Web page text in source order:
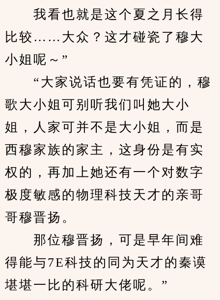
我看也就是这个夏之月长得
比较……大众？这才碰瓷了穆大
小姐呢～”
“大家说话也要有凭证的，穆
歌大小姐可别听我们叫她大小
姐，人家可并不是大小姐，而是
西穆家族的家主，这身份是有实
权的，再加上她还有一个对数字
极度敏感的物理科技天才的亲哥
哥穆晋扬。
那位穆晋扬，可是早年间难
得能与7E科技的同为天才的秦谟
堪堪一比的科研大佬呢。”